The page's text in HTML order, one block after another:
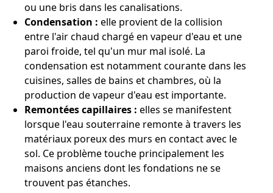
ou une bris dans les canalisations.
Condensation : elle provient de la collision
entre l'air chaud chargé en vapeur d'eau et une
paroi froide, tel qu'un mur mal isolé. La
condensation est notamment courante dans les
cuisines, salles de bains et chambres, où la
production de vapeur d'eau est importante.
Remontées capillaires : elles se manifestent
lorsque l'eau souterraine remonte à travers les
matériaux poreux des murs en contact avec le
sol. Ce problème touche principalement les
maisons anciens dont les fondations ne se
trouvent pas étanches.